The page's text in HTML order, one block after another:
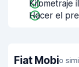
Kilometraje
Hacer el
Fiat Mobio